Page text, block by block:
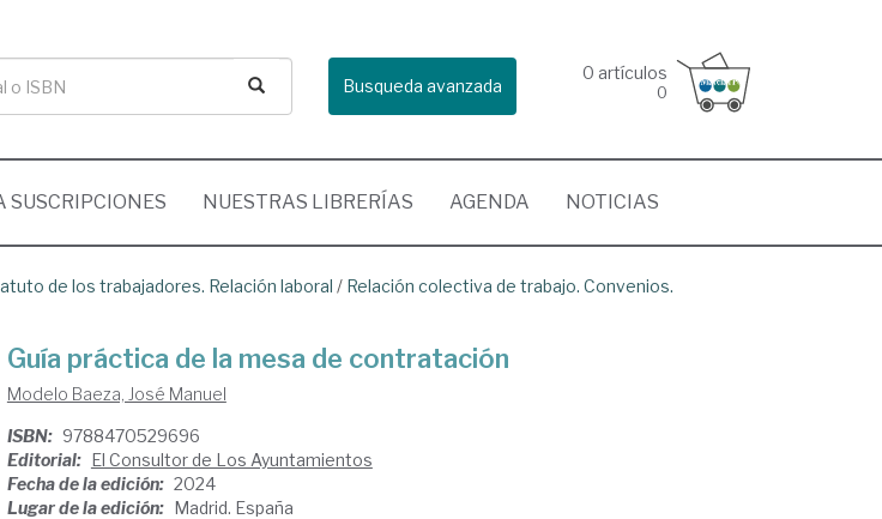
Busqueda avanzada
0 artículos
0
SUSCRIPCIONES NUESTRAS LIBRERÍAS AGENDA NOTICIAS
de los trabajadores. Relación laboral / Relación colectiva de trabajo. Convenios.
Guía práctica de la mesa de contratación
Modelo Baeza, José Manuel
ISBN: 9788470529696
Editorial: El Consultor de Los Ayuntamientos
Fecha de la edición: 2024
Lugar de la edición: Madrid. España